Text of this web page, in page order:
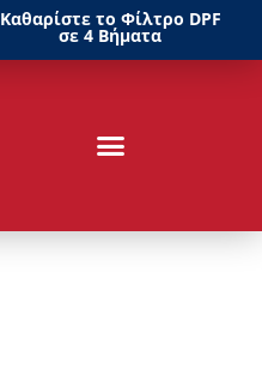
Καθαρίστε το Φίλτρο DPF
σε 4 Βήματα